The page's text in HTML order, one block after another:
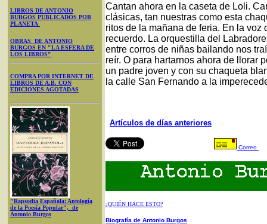
LIBROS DE ANTONIO
BURGOS PUBLICADOS POR
PLANETA
OBRAS DE ANTONIO
BURGOS EN "LA ESFERA DE
LOS LIBROS"
COMPRA POR INTERNET DE
LIBROS DE A.B. CON
EDICIONES AGOTADAS
"Rapsodia Española: Antología
de la Poesía Popular", de
Antonio Burgos
Cantan ahora en la caseta de Loli.
clásicas, tan nuestras como esta
ritos de la mañana de feria. En la voz
recuerdo. La orquestilla del
entre corros de niñas bailando nos
reír. O para hartarnos ahora de llorar
un padre joven y con su chaqueta
la calle San Fernando a la
Artículos de días anteriores
Correo
¿QUIÉN HACE ESTO?
Biografía de Antonio Burgos